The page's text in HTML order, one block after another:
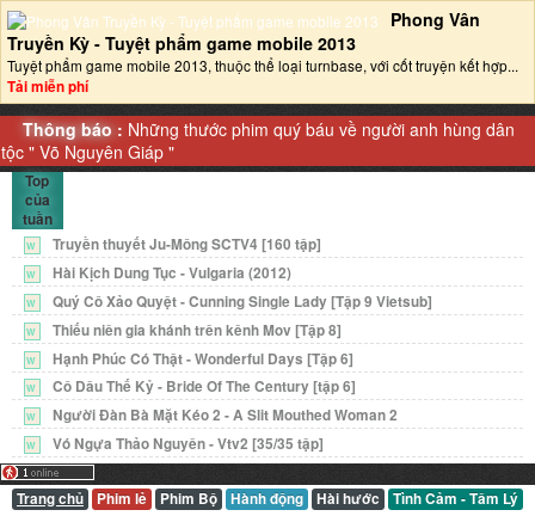
Phong Vân
Truyền Kỳ - Tuyệt phẩm game mobile 2013‎
Tuyệt phẩm game mobile 2013, thuộc thể loại turnbase, với cốt truyện kết hợp...
Tải miễn phí
Thông báo : Những thước phim quý báu về người anh hùng dân
tộc "Võ Nguyên Giáp "
Top
của
tuần
W Truyền thuyết Ju-Mông SCTV4 [160 tập]
W Hài Kịch Dung Tục - Vulgaria (2012)
W Quý Cô Xảo Quyệt - Cunning Single Lady [Tập 9 Vietsub]
W Thiếu niên gia khánh trên kênh Mov [Tập 8]
W Hạnh Phúc Có Thật - Wonderful Days [Tập 6]
W Cô Dâu Thế Kỷ - Bride Of The Century [tập 6]
W Người Đàn Bà Mặt Kéo 2 - A Slit Mouthed Woman 2
W Vó Ngựa Thảo Nguyên - Vtv2 [35/35 tập]
Trang chủ Phim lẻ Phim Bộ Hành động Hài hước
Tình Cảm - Tâm Lý